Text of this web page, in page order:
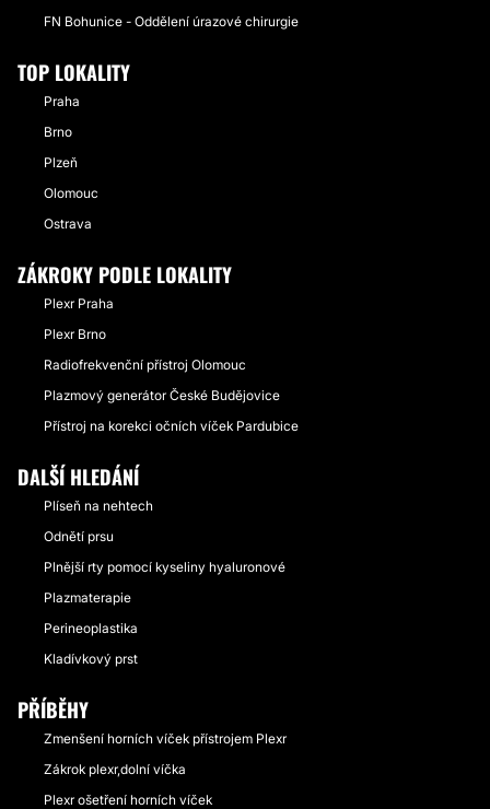
FN Bohunice - Oddělení úrazové chirurgie
TOP LOKALITY
Praha
Brno
Plzeň
Olomouc
Ostrava
ZÁKROKY PODLE LOKALITY
Plexr Praha
Plexr Brno
Radiofrekvenční přístroj Olomouc
Plazmový generátor České Budějovice
Přístroj na korekci očních víček Pardubice
DALŠÍ HLEDÁNÍ
Plíseň na nehtech
Odnětí prsu
Plnější rty pomocí kyseliny hyaluronové
Plazmaterapie
Perineoplastika
Kladívkový prst
PŘÍBĚHY
Zmenšení horních víček přístrojem Plexr
Zákrok plexr,dolní víčka
Plexr ošetření horních víček